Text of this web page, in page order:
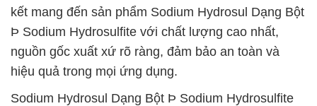
kết mang đến sản phẩm Sodium Hydrosul Dạng Bột
Þ Sodium Hydrosulfite với chất lượng cao nhất,
nguồn gốc xuất xứ rõ ràng, đảm bảo an toàn và
hiệu quả trong mọi ứng dụng.
Sodium Hydrosul Dạng Bột Þ Sodium Hydrosulfite